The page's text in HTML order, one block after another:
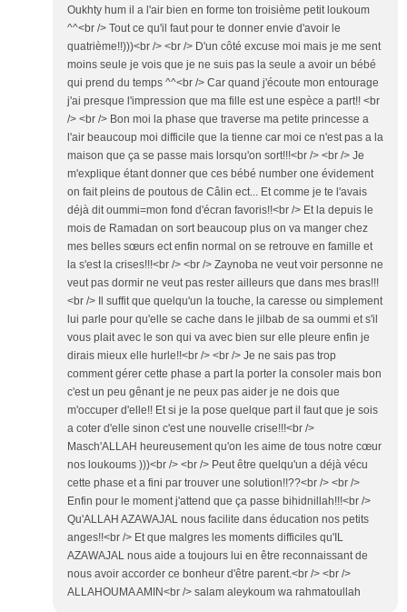
Oukhty hum il a l'air bien en forme ton troisième petit loukoum
^^<br /> Tout ce qu'il faut pour te donner envie d'avoir le
quatrième!!)))<br /> <br /> D'un côté excuse moi mais je me sent
moins seule je vois que je ne suis pas la seule a avoir un bébé
qui prend du temps ^^<br /> Car quand j'écoute mon entourage
j'ai presque l'impression que ma fille est une espèce a part!! <br
/> <br /> Bon moi la phase que traverse ma petite princesse a
l'air beaucoup moi difficile que la tienne car moi ce n'est pas a la
maison que ça se passe mais lorsqu'on sort!!!<br /> <br /> Je
m'explique étant donner que ces bébé number one évidement
on fait pleins de poutous de Câlin ect... Et comme je te l'avais
déjà dit oummi=mon fond d'écran favoris!!<br /> Et la depuis le
mois de Ramadan on sort beaucoup plus on va manger chez
mes belles sœurs ect enfin normal on se retrouve en famille et
la s'est la crises!!!<br /> <br /> Zaynoba ne veut voir personne ne
veut pas dormir ne veut pas rester ailleurs que dans mes bras!!!
<br /> Il suffit que quelqu'un la touche, la caresse ou simplement
lui parle pour qu'elle se cache dans le jilbab de sa oummi et s'il
vous plait avec le son qui va avec bien sur elle pleure enfin je
dirais mieux elle hurle!!<br /> <br /> Je ne sais pas trop
comment gérer cette phase a part la porter la consoler mais bon
c'est un peu gênant je ne peux pas aider je ne dois que
m'occuper d'elle!! Et si je la pose quelque part il faut que je sois
a coter d'elle sinon c'est une nouvelle crise!!!<br />
Masch'ALLAH heureusement qu'on les aime de tous notre cœur
nos loukoums )))<br /> <br /> Peut être quelqu'un a déjà vécu
cette phase et a fini par trouver une solution!!??<br /> <br />
Enfin pour le moment j'attend que ça passe bihidnillah!!!<br />
Qu'ALLAH AZAWAJAL nous facilite dans éducation nos petits
anges!!<br /> Et que malgres les moments difficiles qu'IL
AZAWAJAL nous aide a toujours lui en être reconnaissant de
nous avoir accorder ce bonheur d'être parent.<br /> <br />
ALLAHOUMA AMIN<br /> salam aleykoum wa rahmatoullah